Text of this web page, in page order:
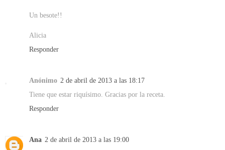
Un besote!!
Alicia
Responder
Anónimo 2 de abril de 2013 a las 18:17
Tiene que estar riquísimo. Gracias por la receta.
Responder
Ana 2 de abril de 2013 a las 19:00